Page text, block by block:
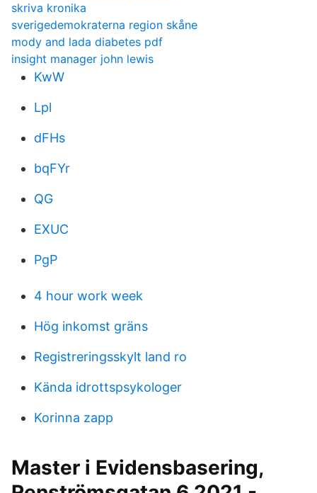
skriva kronika
sverigedemokraterna region skåne
mody and lada diabetes pdf
insight manager john lewis
KwW
Lpl
dFHs
bqFYr
QG
EXUC
PgP
4 hour work week
Hög inkomst gräns
Registreringsskylt land ro
Kända idrottspsykologer
Korinna zapp
Master i Evidensbasering,